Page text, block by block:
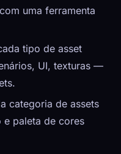
uma ferramenta
tipo de asset
UI, texturas —
categoria de assets
e paleta de cores